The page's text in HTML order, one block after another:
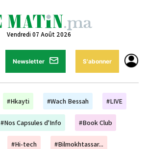
Vendredi 07 Août 2026
Newsletter S'abonner
#Hkayti #Wach Bessah #LIVE
#Nos Capsules d'Info #Book Club
#Hi-tech #Bilmokhtassar...